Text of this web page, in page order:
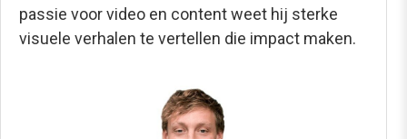
passie voor video en content weet hij sterke
visuele verhalen te vertellen die impact maken.